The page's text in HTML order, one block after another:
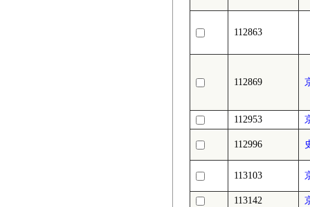
112863
112869
112953
112996
113103
113142